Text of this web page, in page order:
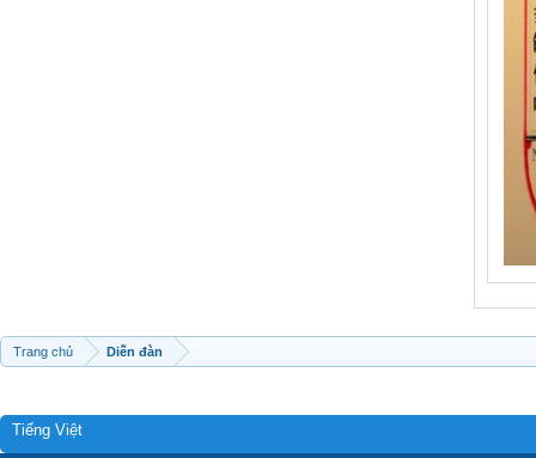
Trang chủ Diễn đàn
Tiếng Việt